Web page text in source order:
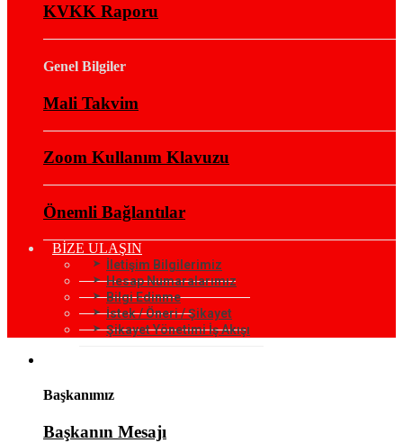
KVKK Raporu
Genel Bilgiler
Mali Takvim
Zoom Kullanım Klavuzu
Önemli Bağlantılar
BİZE ULAŞIN
İletişim Bilgilerimiz
Hesap Numaralarımız
Bilgi Edinme
İstek / Öneri / Şikayet
Şikayet Yönetimi İş Akışı
Başkanımız
Başkanın Mesajı